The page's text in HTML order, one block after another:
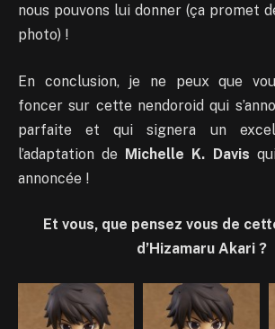
nous pouvons lui donner (ça promet
photo) !
En conclusion, je ne peux que
foncer sur cette nendoroid qui
parfaite et qui signera un
l’adaptation de Michelle K. Davis
annoncée !
Et vous, que pensez vous de
d’Hizamaru Akari ?